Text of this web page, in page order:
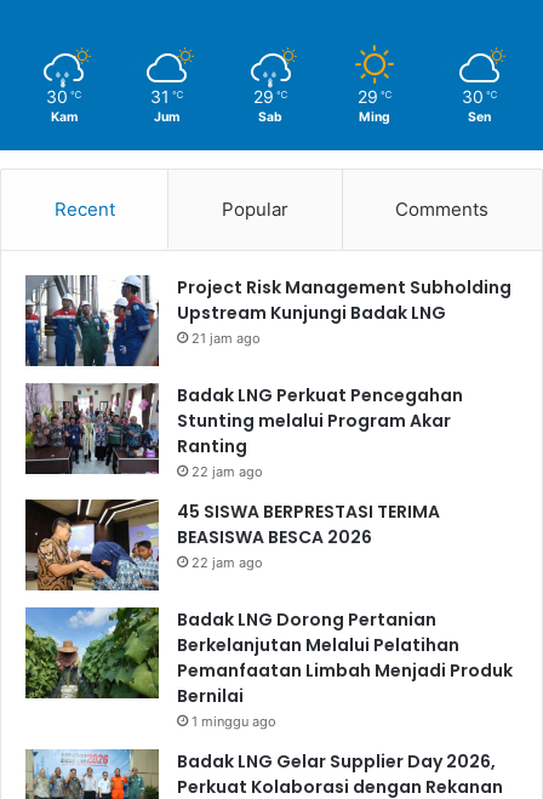
30 ℃
Kam
31 ℃
Jum
29 ℃
Sab
29 ℃
Ming
30 ℃
Sen
Recent Popular Comments
Project Risk Management Subholding
Upstream Kunjungi Badak LNG
21 jam ago
Badak LNG Perkuat Pencegahan
Stunting melalui Program Akar
Ranting
22 jam ago
45 SISWA BERPRESTASI TERIMA
BEASISWA BESCA 2026
22 jam ago
Badak LNG Dorong Pertanian
Berkelanjutan Melalui Pelatihan
Pemanfaatan Limbah Menjadi Produk
Bernilai
1 minggu ago
Badak LNG Gelar Supplier Day 2026,
Perkuat Kolaborasi dengan Rekanan